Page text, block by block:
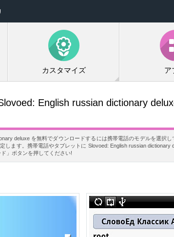
カスタマイズ ア
English russian dictionary
deluxe を無料でダウンロードするには携帯電話のモデルを選択
します。携帯電話やタブレットに Slovoed: English russian
」ボタンを押してください!